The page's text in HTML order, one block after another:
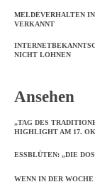
MELDEVERHALTEN
VERKANNT
NICHT LOHNEN
Ansehen
„TAG DES
HIGHLIGHT AM 17.
ESSBLÜTEN: „DIE
WENN IN DER